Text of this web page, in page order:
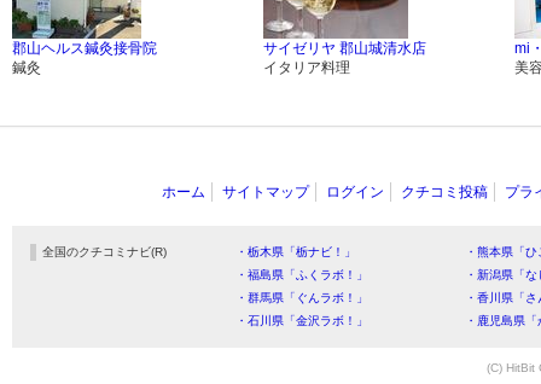
郡山ヘルス鍼灸接骨院
鍼灸
サイゼリヤ 郡山城清水店
イタリア料理
mi
美
ホーム サイトマップ ログイン クチコミ投稿 プラ
全国のクチコミナビ(R) ・栃木県「栃ナビ！」
・熊本県「
・福島県「ふくラボ！」
・新潟県「
・群馬県「ぐんラボ！」
・香川県「
・石川県「金沢ラボ！」
・鹿児島県
(C) HitBit